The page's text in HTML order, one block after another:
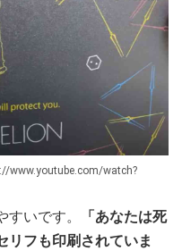
www.youtube.com/watch?
いです。
「あなたは死
リフも印刷されていま